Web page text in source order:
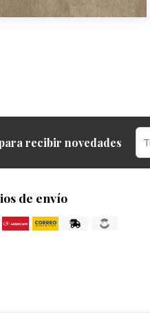
recibir novedades
de envío